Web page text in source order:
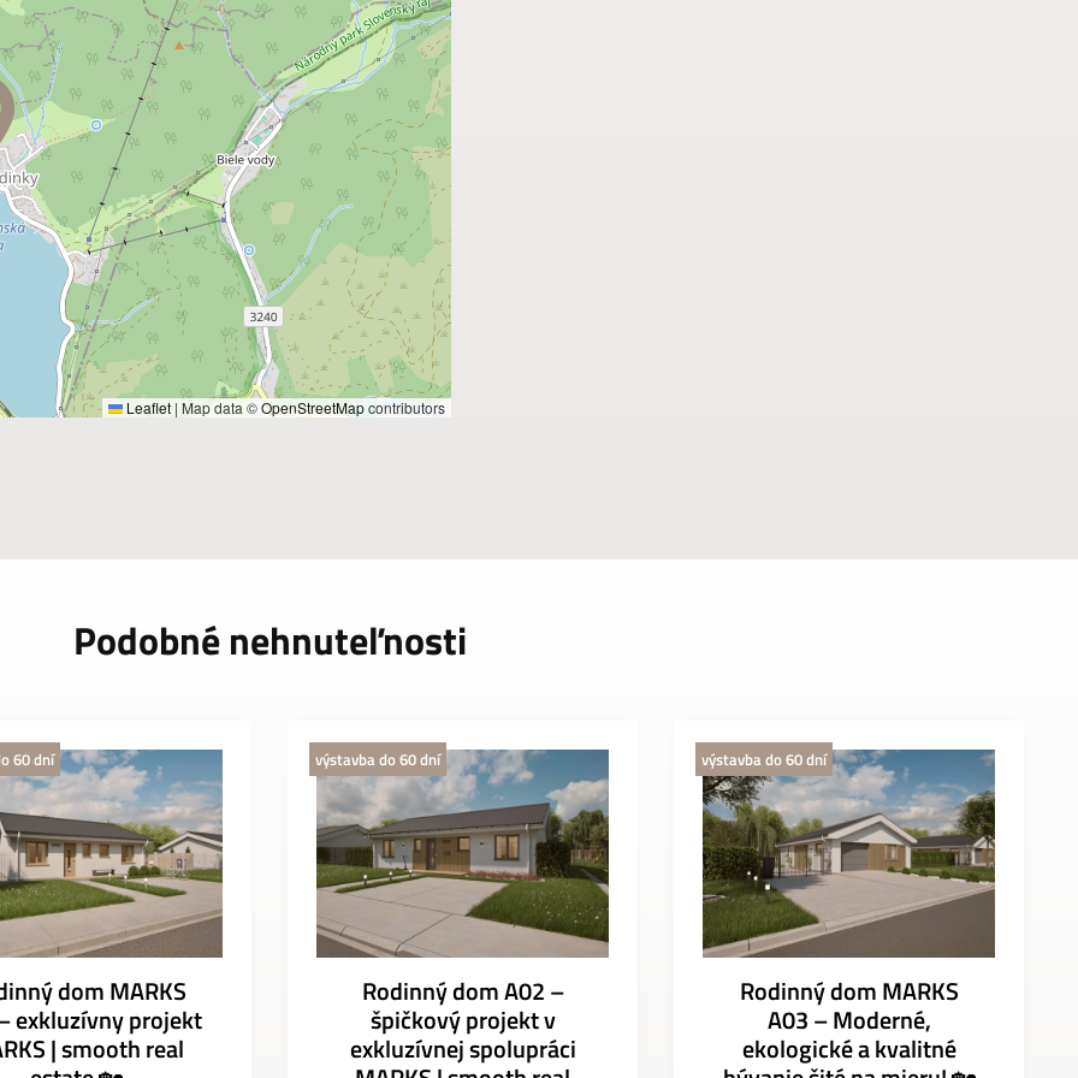
Leaflet | Map data ©OpenStreetMapcontributors
Podobné nehnuteľnosti
60 dní
dom MARKS
exkluzívny projekt
| smooth real
výstavba do 60 dní
Rodinný dom A02 –
špičkový projekt v
exkluzívnej spolupráci
výstavba do 60 dní
Rodinný dom MARKS
A03 – Moderné,
ekologické a kvalitné